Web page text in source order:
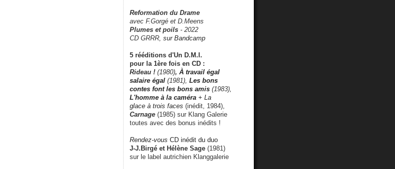
Reformation du Drame
avec F.Gorgé et D.Meens
Plumes et poils - 2022
CD GRRR, sur Bandcamp
5 rééditions d'Un D.M.I.
pour la 1ère fois en CD :
Rideau ! (1980), À travail égal
salaire égal (1981), Les bons
contes font les bons amis (1983),
L'homme à la caméra + La
glace à trois faces (inédit, 1984),
Carnage (1985) sur Klang Galerie
toutes avec des bonus inédits !
Rendez-vous CD inédit du duo
J-J.Birgé et Hélène Sage (1981)
sur le label autrichien Klanggalerie